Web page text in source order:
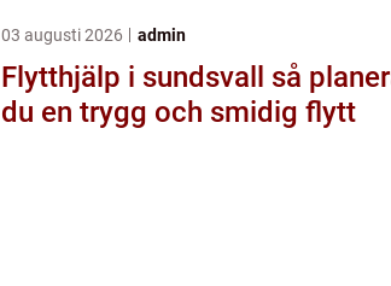
03 augusti 2026 admin
Flytthjälp i sundsvall så planerar
du en trygg och smidig flytt